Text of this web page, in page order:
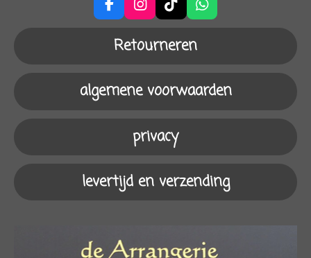
F
a
b
o
k
I
n
s
t
a
r
a
m
T
i
k
T
o
W
h
s
p
p
Retourneren
algemene voorwaarden
privacy
levertijd en verzending